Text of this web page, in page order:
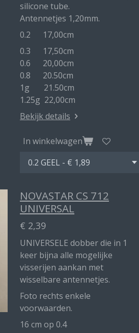
silicone tube.
Antennetjes 1,20mm.
0.2 17,00cm
0.3 17,50cm
0.6 20,00cm
0.8 20.50cm
1g 21.50cm
1.25g 22,00cm
Bekijk details
In winkelwagen
NOVASTAR CS 712
UNIVERSAL
€ 2,39
UNIVERSELE dobber die in 1
keer bijna alle mogelijke
visserijen aankan met
wisselbare antennetjes.
Foto rechts enkele
voorwaarden.
16 cm op 0.4